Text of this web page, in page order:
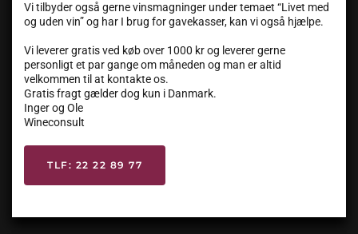
Vi tilbyder også gerne vinsmagninger under temaet “Livet med
og uden vin” og har I brug for gavekasser, kan vi også hjælpe.
Vi leverer gratis ved køb over 1000 kr og leverer gerne
personligt et par gange om måneden og man er altid
velkommen til at kontakte os.
Gratis fragt gælder dog kun i Danmark.
Inger og Ole
Wineconsult
TLF: 22 22 89 77